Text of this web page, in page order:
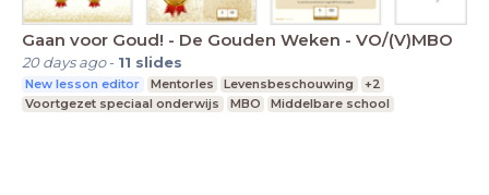
Gaan voor Goud! - De Gouden Weken - VO/(V)MBO
20 days ago- 11 slides
New lesson editor Mentorles Levensbeschouwing
+2
Voortgezet speciaal onderwijs
MBO Middelbare school